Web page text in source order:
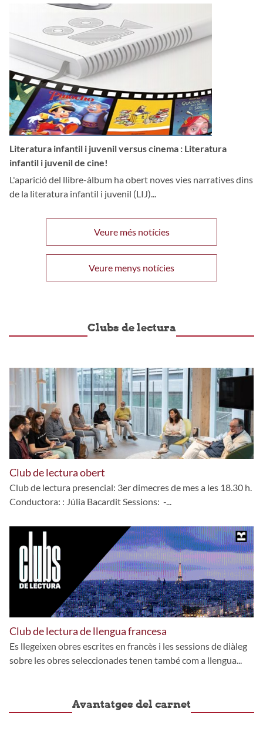
Literatura infantil i juvenil versus cinema : Literatura
infantil i juvenil de cine!
L'aparició del llibre-àlbum ha obert noves vies narratives dins
de la literatura infantil i juvenil (LIJ)...
Veure més notícies
Veure menys notícies
Clubs de lectura
Club de lectura obert
Club de lectura presencial: 3er dimecres de mes a les 18.30 h.
Conductora: : Júlia Bacardit Sessions: -...
Club de lectura de llengua francesa
Es llegeixen obres escrites en francès i les sessions de diàleg
sobre les obres seleccionades tenen també com a llengua...
Avantatges del carnet